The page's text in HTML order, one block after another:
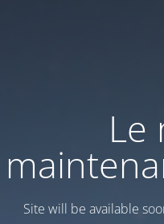
Le
Site will be available